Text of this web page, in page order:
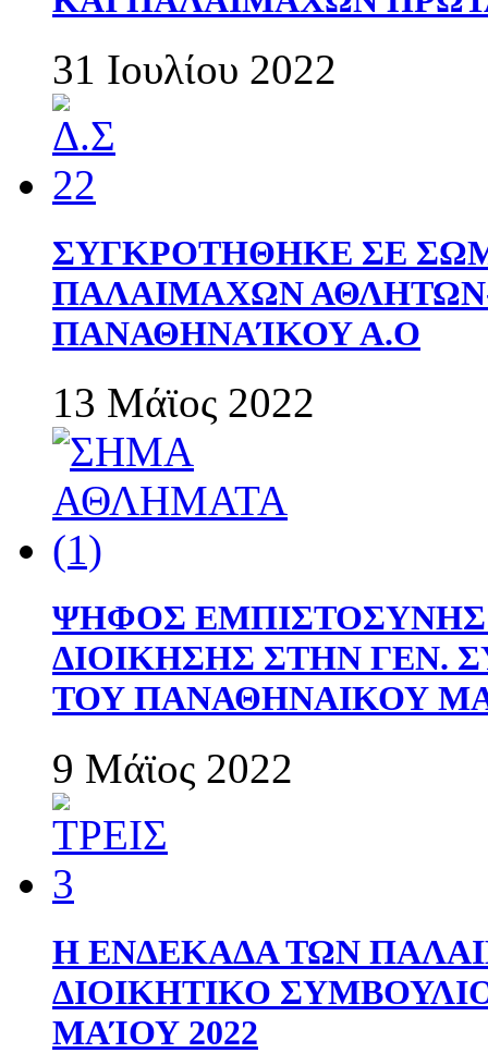
31 Ιουλίου 2022
ΣΥΓΚΡΟΤΗΘΗΚΕ ΣΕ
ΠΑΛΑΙΜΑΧΩΝ
ΠΑΝΑΘΗΝΑΊΚΟΥ Α.Ο
13 Μάϊος 2022
ΨΗΦΟΣ
ΔΙΟΙΚΗΣΗΣ ΣΤΗΝ ΓΕΝ.
ΤΟΥ ΠΑΝΑΘΗΝΑΙΚΟΥ
9 Μάϊος 2022
Η ΕΝΔΕΚΑΔΑ ΤΩΝ
ΔΙΟΙΚΗΤΙΚΟ
ΜΑΊΟΥ 2022